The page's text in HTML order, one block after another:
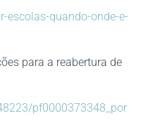
escolas-quando-onde-e-
para a reabertura de
pf0000373348_por